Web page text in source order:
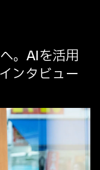
。AIを活用
ンタビュー